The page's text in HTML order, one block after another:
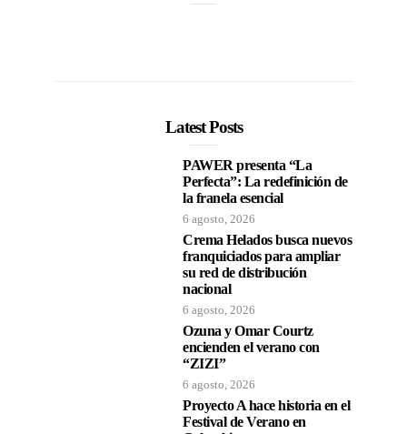
Latest Posts
PAWER presenta “La
Perfecta”: La redefinición de
la franela esencial
6 agosto, 2026
Crema Helados busca nuevos
franquiciados para ampliar
su red de distribución
nacional
6 agosto, 2026
Ozuna y Omar Courtz
encienden el verano con
“ZIZI”
6 agosto, 2026
Proyecto A hace historia en el
Festival de Verano en